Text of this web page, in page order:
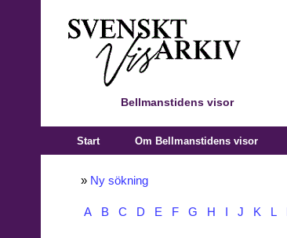
Bellmanstidens visor
Start Om Bellmanstidens visor
» Ny sökning
A B C D E F G H J K L